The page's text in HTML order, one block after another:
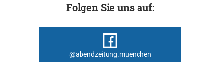
Folgen Sie uns auf:
@abendzeitung.muenchen